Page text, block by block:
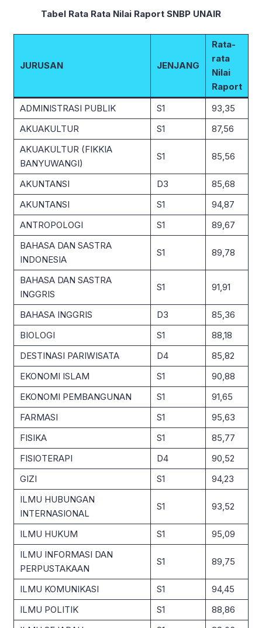
Tabel Rata Rata Nilai Raport SNBP UNAIR
JURUSAN JENJANG
Rata-
rata
Nilai
Raport
ADMINISTRASI PUBLIK
S1
93,35
AKUAKULTUR
S1
87,56
AKUAKULTUR (FIKKIA
BANYUWANGI)
S1 85,56
AKUNTANSI D3
85,68
AKUNTANSI
S1
94,87
ANTROPOLOGI
S1
89,67
BAHASA DAN SASTRA
INDONESIA
S1 89,78
BAHASA DAN SASTRA
INGGRIS
S1 91,91
BAHASA INGGRIS D3
85,36
BIOLOGI
S1
88,18
DESTINASI PARIWISATA
D4
85,82
EKONOMI ISLAM
S1
90,88
EKONOMI PEMBANGUNAN
S1
91,65
FARMASI
S1
95,63
FISIKA
S1
85,77
FISIOTERAPI
D4
90,52
GIZI
S1
94,23
ILMU HUBUNGAN
INTERNASIONAL
S1 93,52
ILMU HUKUM S1
95,09
ILMU INFORMASI DAN
PERPUSTAKAAN
S1 89,75
ILMU KOMUNIKASI S1
94,45
ILMU POLITIK
S1
88,86